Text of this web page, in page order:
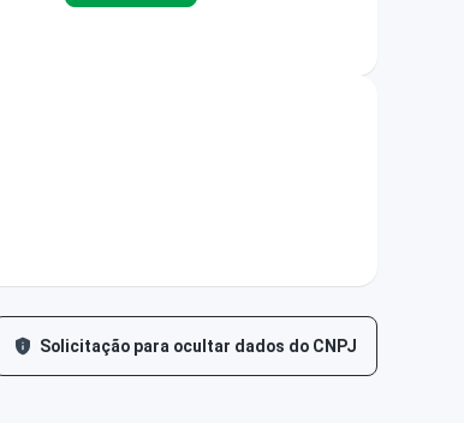
Solicitação para ocultar dados do CNPJ